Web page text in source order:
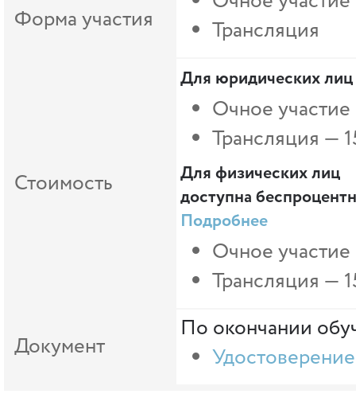
Форма участия
Трансляция
Стоимость
Для юридических лиц
Очное
Трансляция —
Для физических лиц
доступна
Подробнее
Очное
Трансляция —
Документ
По окончании